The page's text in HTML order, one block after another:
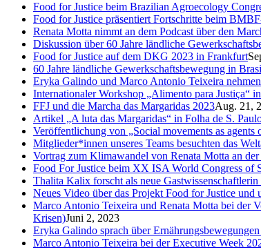
Food for Justice beim Brazilian Agroecology
Food for Justice präsentiert Fortschritte beim
Renata Motta nimmt an dem Podcast über den
Diskussion über 60 Jahre ländliche
Food for Justice auf dem DKG 2023 in Frankfurt
60 Jahre ländliche Gewerkschaftsbewegung in
Eryka Galindo und Marco Antonio Teixeira
Internationaler Workshop „Alimento para Justiça“
FFJ und die Marcha das Margaridas 2023Aug. 21,
Artikel „A luta das Margaridas“ in Folha de S.
Veröffentlichung von „Social movements as
Mitglieder*innen unseres Teams besuchten das
Vortrag zum Klimawandel von Renata Motta an
Food For Justice beim XX ISA World Congress of
Thalita Kalix forscht als neue
Neues Video über das Projekt Food for Justice und
Marco Antonio Teixeira und Renata Motta bei der
Krisen)Juni 2, 2023
Eryka Galindo sprach über
Marco Antonio Teixeira bei der Executive Week